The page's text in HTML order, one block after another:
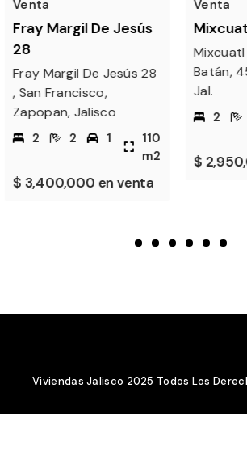
Venta
Mixcuatl #117
Mixcuatl 117, Lomas del
Batán, 45190 Zapopan,
Jal.
2 2
m2
$ 2,950,000 en venta
Venta
Urbi
Calle
1495,
Coyula,
$
3 4 5 6
Viviendas Jalisco 2025 Todos Los